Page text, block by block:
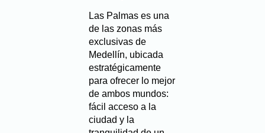
Las Palmas es una
de las zonas más
exclusivas de
Medellín, ubicada
estratégicamente
para ofrecer lo mejor
de ambos mundos:
fácil acceso a la
ciudad y la